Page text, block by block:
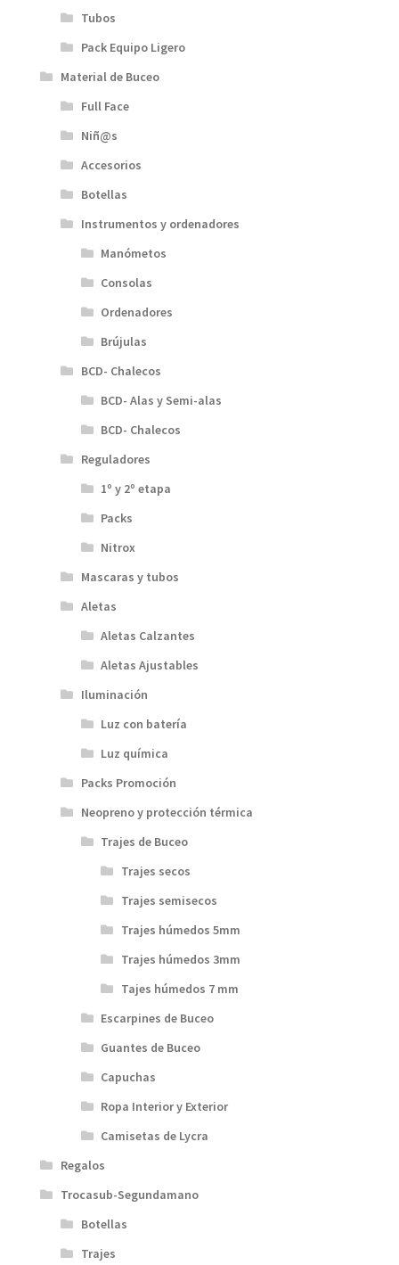
Tubos
Pack Equipo Ligero
Material de Buceo
Full Face
Niñ@s
Accesorios
Botellas
Instrumentos y ordenadores
Manómetos
Consolas
Ordenadores
Brújulas
BCD- Chalecos
BCD- Alas y Semi-alas
BCD- Chalecos
Reguladores
1º y 2º etapa
Packs
Nitrox
Mascaras y tubos
Aletas
Aletas Calzantes
Aletas Ajustables
Iluminación
Luz con batería
Luz química
Packs Promoción
Neopreno y protección térmica
Trajes de Buceo
Trajes secos
Trajes semisecos
Trajes húmedos 5mm
Trajes húmedos 3mm
Tajes húmedos 7 mm
Escarpines de Buceo
Guantes de Buceo
Capuchas
Ropa Interior y Exterior
Camisetas de Lycra
Regalos
Trocasub-Segundamano
Botellas
Trajes